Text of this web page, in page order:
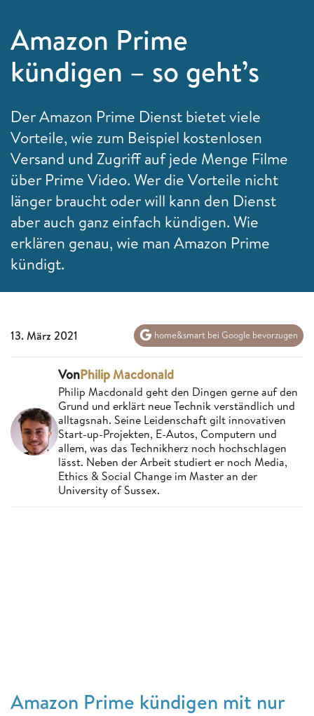
Amazon Prime
kündigen – so geht’s
Der Amazon Prime Dienst bietet viele
Vorteile, wie zum Beispiel kostenlosen
Versand und Zugriff auf jede Menge Filme
über Prime Video. Wer die Vorteile nicht
länger braucht oder will kann den Dienst
aber auch ganz einfach kündigen. Wie
erklären genau, wie man Amazon Prime
kündigt.
13. März 2021 home&smart bei Google bevorzugen
VonPhilip Macdonald
Philip Macdonald geht den Dingen gerne auf den
Grund und erklärt neue Technik verständlich und
alltagsnah. Seine Leidenschaft gilt innovativen
Start-up-Projekten, E-Autos, Computern und
allem, was das Technikherz noch hochschlagen
lässt. Neben der Arbeit studiert er noch Media,
Ethics & Social Change im Master an der
University of Sussex.
Amazon Prime kündigen mit nur